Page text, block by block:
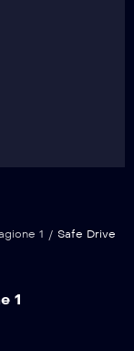
1 / Safe Drive
1